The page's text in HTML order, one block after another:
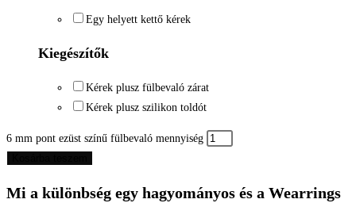
Egy helyett kettő kérek
Kiegészítők
Kérek plusz fülbevaló zárat
Kérek plusz szilikon toldót
6 mm pont ezüst színű fülbevaló mennyiség
Mi a különbség egy hagyományos és a Wearrings